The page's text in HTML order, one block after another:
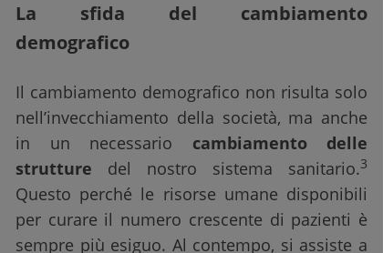
La sfida del cambiamento
demografico
Il cambiamento demografico non risulta solo
nell’invecchiamento della società, ma anche
in un necessario cambiamento delle
strutture del nostro sistema sanitario.3
Questo perché le risorse umane disponibili
per curare il numero crescente di pazienti è
sempre più esiguo. Al contempo, si assiste a